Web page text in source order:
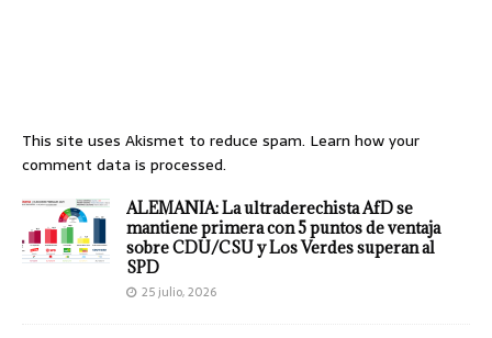
This site uses Akismet to reduce spam. Learn how your
comment data is processed.
ALEMANIA: La ultraderechista AfD se
mantiene primera con 5 puntos de ventaja
sobre CDU/CSU y Los Verdes superan al
SPD
25 julio, 2026